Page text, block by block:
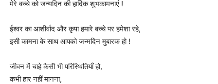
मेरे बच्चे को जन्मदिन की हार्दिक शुभकामनाएं !
ईश्वर का आशीर्वाद और कृपा हमारे बच्चे पर हमेशा रहे,
इसी कामना के साथ आपको जन्मदिन मुबारक हो !
जीवन में चाहे कैसी भी परिस्थितियाँ हो,
कभी हार नहीं मानना,